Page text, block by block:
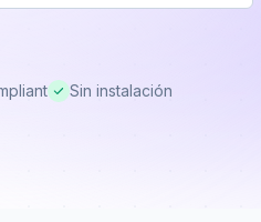
Sin instalación